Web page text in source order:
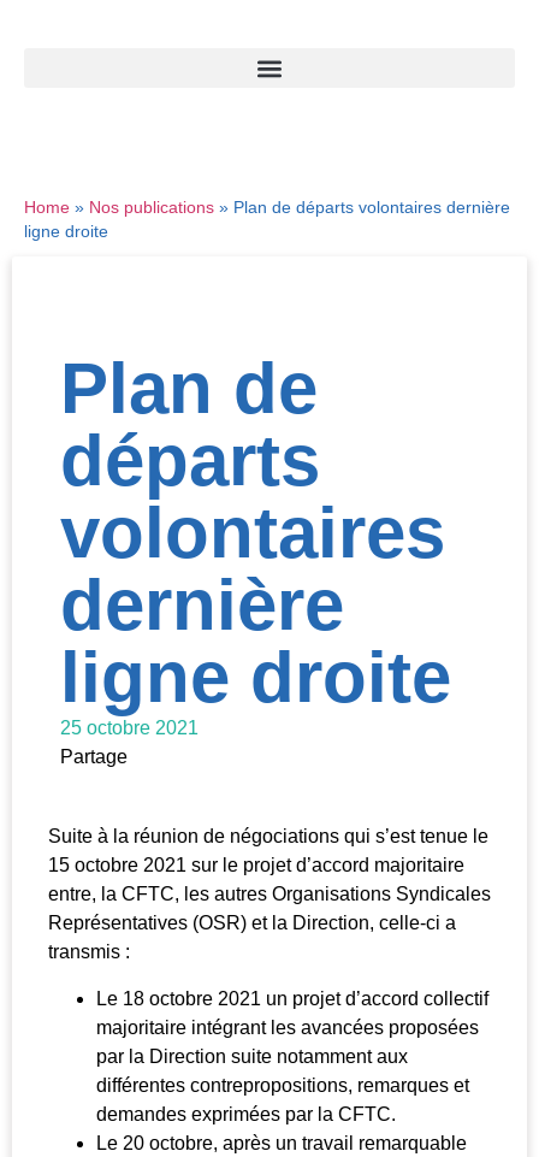
Home » Nos publications » Plan de départs volontaires dernière
ligne droite
Plan de
départs
volontaires
dernière
ligne droite
25 octobre 2021
Partage
Suite à la réunion de négociations qui s’est tenue le
15 octobre 2021 sur le projet d’accord majoritaire
entre, la CFTC, les autres Organisations Syndicales
Représentatives (OSR) et la Direction, celle-ci a
transmis :
Le 18 octobre 2021 un projet d’accord collectif
majoritaire intégrant les avancées proposées
par la Direction suite notamment aux
différentes contrepropositions, remarques et
demandes exprimées par la CFTC.
Le 20 octobre, après un travail remarquable